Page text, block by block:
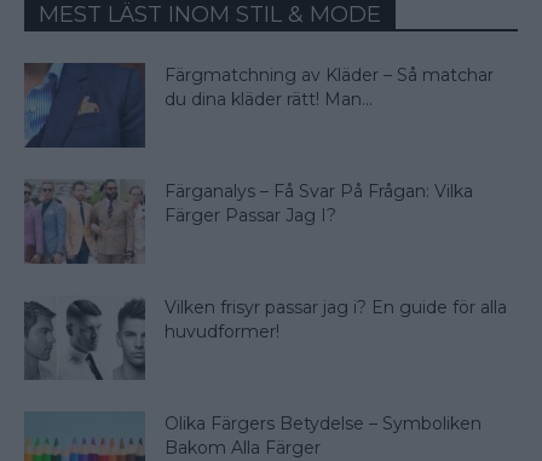
MEST LÄST INOM STIL & MODE
Färgmatchning av Kläder – Så matchar
du dina kläder rätt! Man...
Färganalys – Få Svar På Frågan: Vilka
Färger Passar Jag I?
Vilken frisyr passar jag i? En guide för alla
huvudformer!
Olika Färgers Betydelse – Symboliken
Bakom Alla Färger